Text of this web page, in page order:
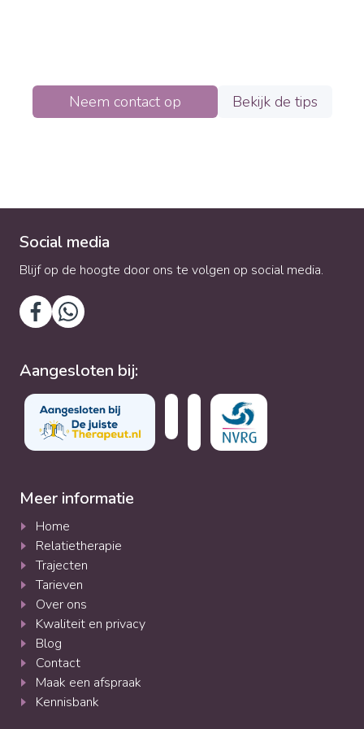
Neem contact op Bekijk de tips
Social media
Blijf op de hoogte door ons te volgen op social media.
Aangesloten bij:
Meer informatie
Home
Relatietherapie
Trajecten
Tarieven
Over ons
Kwaliteit en privacy
Blog
Contact
Maak een afspraak
Kennisbank